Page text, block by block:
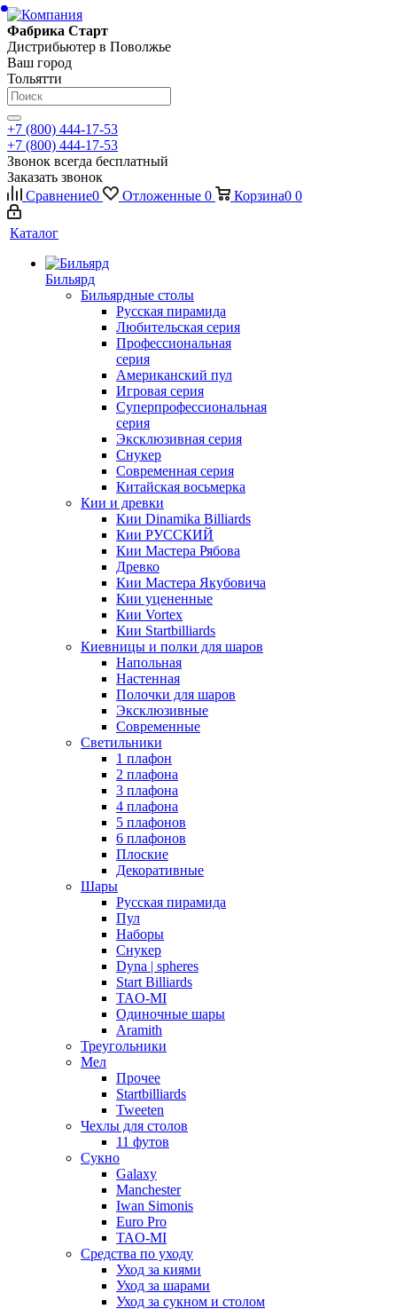
Фабрика Старт
Дистрибьютер в Поволжье
Ваш город
Тольятти
+7 (800) 444-17-53
+7 (800) 444-17-53
Звонок всегда бесплатный
Заказать звонок
Сравнение0 Отложенные 0 Корзина0 0
Каталог
Бильярд
Бильярдные столы
Русская пирамида
Любительская серия
Профессиональная
серия
Американский пул
Игровая серия
Суперпрофессиональная
серия
Эксклюзивная серия
Снукер
Современная серия
Китайская восьмерка
Кии и древки
Кии Dinamika Billiards
Кии РУССКИЙ
Кии Мастера Рябова
Древко
Кии Мастера Якубовича
Кии уцененные
Кии Vortex
Кии Startbilliards
Киевницы и полки для шаров
Напольная
Настенная
Полочки для шаров
Эксклюзивные
Современные
Светильники
1 плафон
2 плафона
3 плафона
4 плафона
5 плафонов
6 плафонов
Плоские
Декоративные
Шары
Русская пирамида
Пул
Наборы
Снукер
Dyna | spheres
Start Billiards
TAO-MI
Одиночные шары
Aramith
Треугольники
Мел
Прочее
Startbilliards
Tweeten
Чехлы для столов
11 футов
Сукно
Galaxy
Manchester
Iwan Simonis
Euro Pro
TAO-MI
Средства по уходу
Уход за киями
Уход за шарами
Уход за сукном и столом